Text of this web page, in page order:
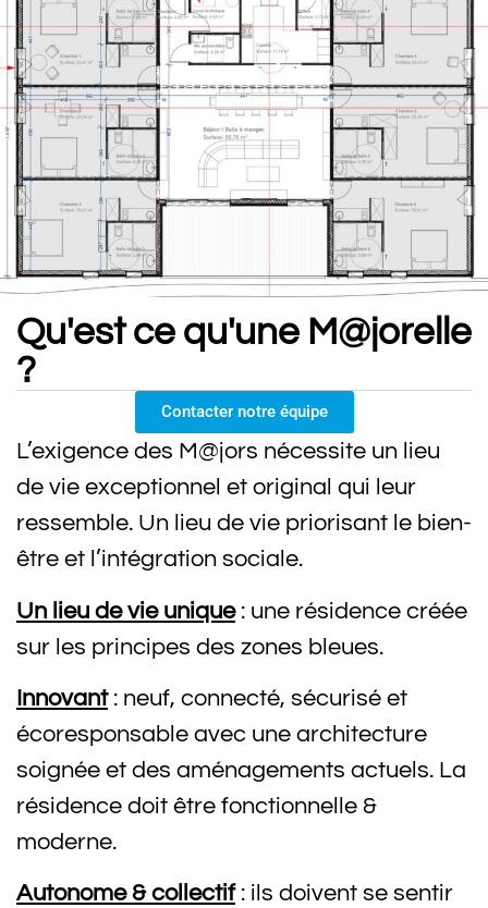
Qu'est ce qu'une M@jorelle
?
Contacter notre équipe
L’exigence des M@jors nécessite un lieu
de vie exceptionnel et original qui leur
ressemble. Un lieu de vie priorisant le bien-
être et l’intégration sociale.
Un lieu de vie unique : une résidence créée
sur les principes des zones bleues.
Innovant: neuf, connecté, sécurisé et
écoresponsable avec une architecture
soignée et des aménagements actuels. La
résidence doit être fonctionnelle &
moderne.
Autonome & collectif : ils doivent se sentir